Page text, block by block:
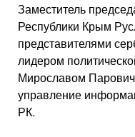
Заместитель
Республики Крым
представителями
лидером
Мирославом
управление
РК.